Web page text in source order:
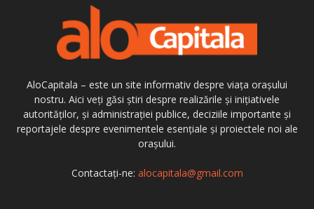
AloCapitala – este un site informativ despre viața orașului
nostru. Aici veți găsi știri despre realizările și inițiativele
autorităților, și administrației publice, deciziile importante și
reportajele despre evenimentele esențiale și proiectele noi ale
orașului.
Contactați-ne: alocapitala@gmail.com